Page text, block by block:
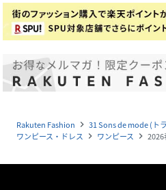
Rakuten Fashion navigate_next 31 Sons de mode (ト
ワンピース・ドレス navigate_next ワンピース navigate_next